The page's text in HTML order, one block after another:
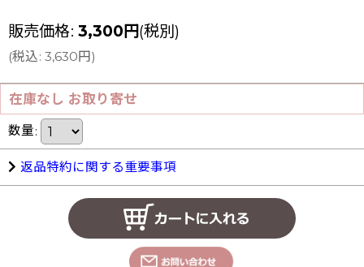
販売価格: 3,300 円(税別)
(税込: 3,630円 )
在庫なし お取り寄せ
数量:
返品特約に関する重要事項